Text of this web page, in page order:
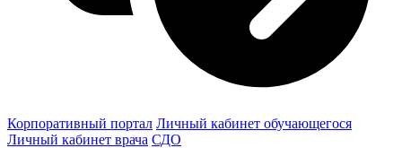
Корпоративный портал Личный кабинет обучающегося
Личный кабинет врача СДО